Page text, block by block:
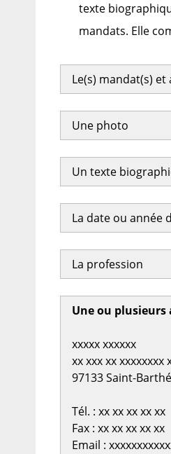
texte
mandats. Elle
Le(s) mandat(s)
Une photo
Un texte
La date ou année
La profession
Une ou plusieurs
xxxxx xxxxxx
xx xxx xx xxxxxxxx
97133 Saint-
Tél. : xx xx xx xx xx
Fax : xx xx xx xx xx
Email :